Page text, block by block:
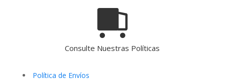
Consulte Nuestras Políticas
Política de Envíos